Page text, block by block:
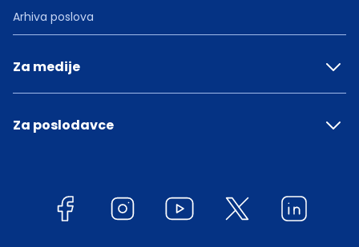
Arhiva poslova
Za medije
Za poslodavce